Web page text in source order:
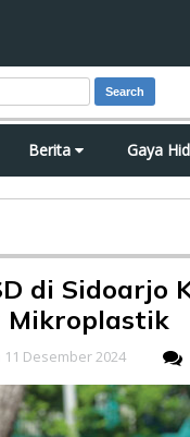
Search
Berita Gaya
di Sidoarjo
Mikroplastik
Desember 2024